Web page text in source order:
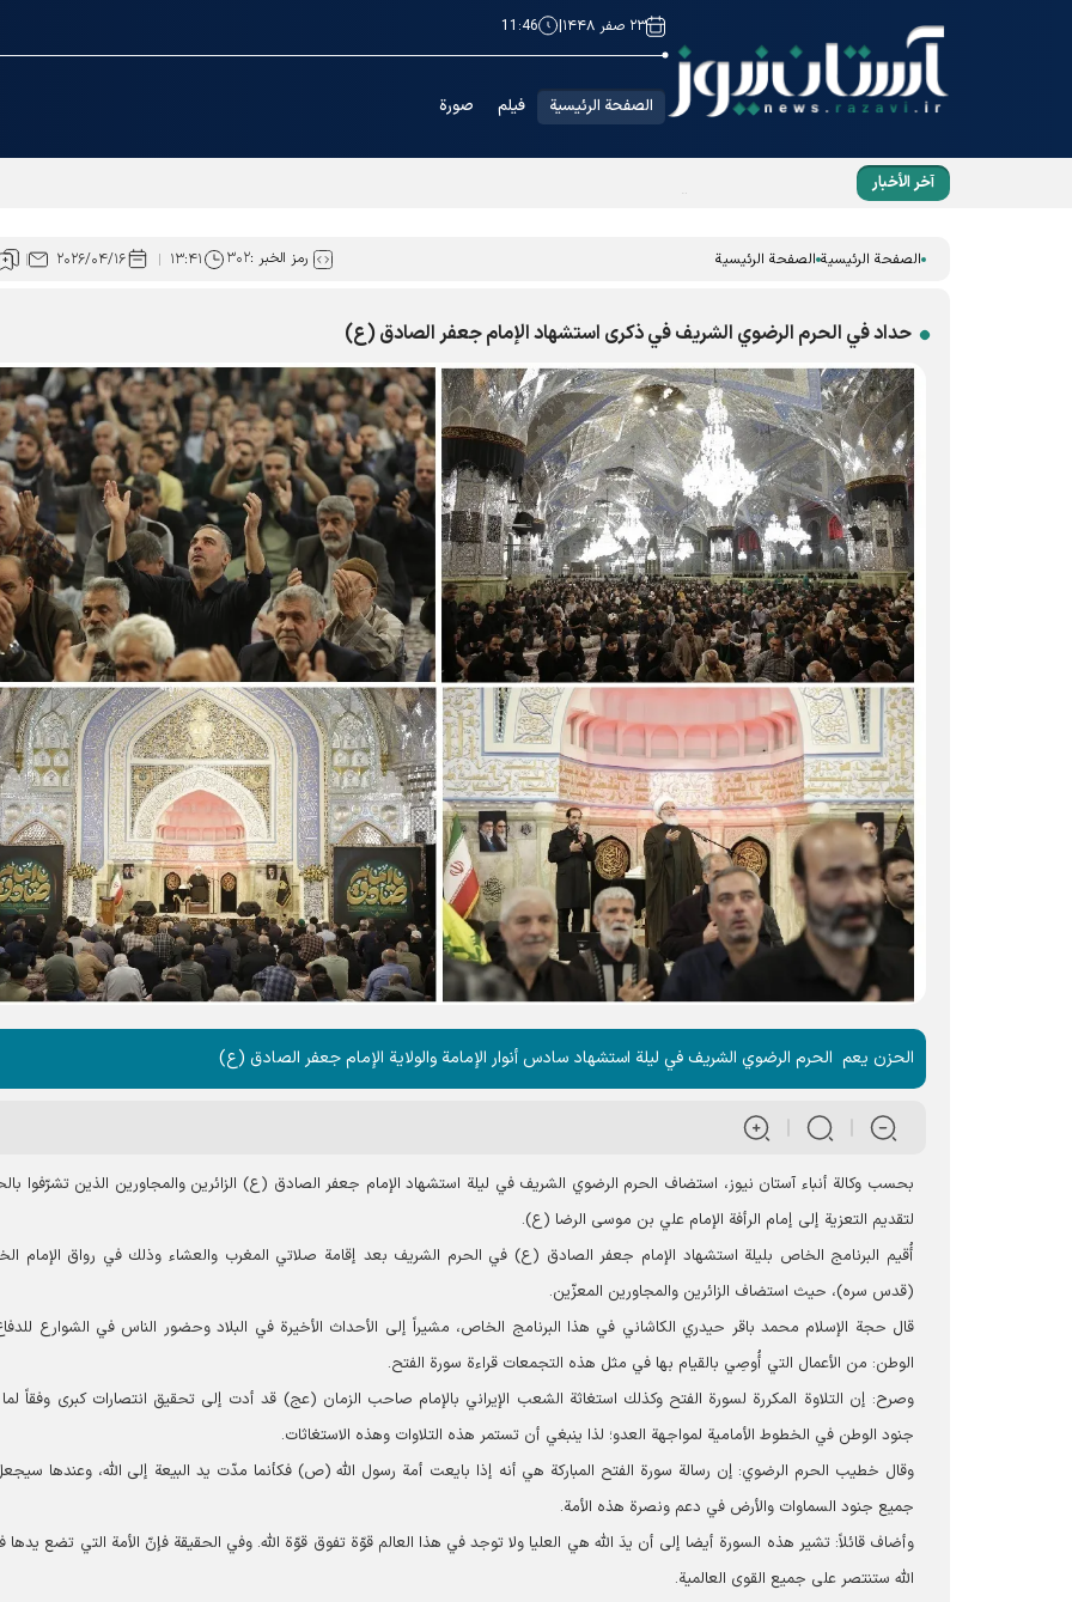
۲۳ صفر ۱۴۴۸ |
11:46
الصفحة الرئيسية فیلم صورة
آخر الأخبار
الصفحة الرئيسية الصفحة الرئيسية رمز الخبر :۳۰۲ ۱۳:۴۱ ۲۰۲۶/۰۴/۱۶
حداد في الحرم الرضوي الشریف في ذکری استشهاد الإمام جعفر الصادق (ع)
الحزن یعم الحرم الرضوي الشریف في ليلة استشهاد سادس أنوار الإمامة والولاية الإمام جعفر الصادق (ع)
بحسب وکالة أنباء آستان نيوز، استضاف الحرم الرضوي الشریف في ليلة استشهاد الإمام جعفر الصادق (ع) الزائرين والمجاورين الذين تشرّفوا
لتقديم التعزية إلى إمام الرأفة الإمام علي بن موسى الرضا (ع).
أُقيم البرنامج الخاص بليلة استشهاد الإمام جعفر الصادق (ع) في الحرم الشریف بعد إقامة صلاتي المغرب والعشاء وذلك في رواق الإمام
(قدس سره)، حيث استضاف الزائرين والمجاورين المعزّين.
قال حجة الإسلام محمد باقر حيدري الكاشاني في هذا البرنامج الخاص، مشيراً إلى الأحداث الأخيرة في البلاد وحضور الناس في الشوارع
الوطن: من الأعمال التي أُوصِي بالقيام بها في مثل هذه التجمعات قراءة سورة الفتح.
وصرح: إن التلاوة المکررة لسورة الفتح وكذلك استغاثة الشعب الإيراني بالإمام صاحب الزمان (عج) قد أدت إلى تحقيق انتصارات كبرى وفقاً
جنود الوطن في الخطوط الأمامية لمواجهة العدو؛ لذا ينبغي أن تستمر هذه التلاوات وهذه الاستغاثات.
وقال خطیب الحرم الرضوي: إن رسالة سورة الفتح المباركة هي أنه إذا بايعت أمة رسول الله (ص) فكأنما مدّت يد البيعة إلى الله، وعندها
جميع جنود السماوات والأرض في دعم ونصرة هذه الأمة.
وأضاف قائلاً: تشير هذه السورة أيضا إلى أن يدَ الله هي العليا ولا توجد في هذا العالم قوّة تفوق قوّة الله. وفي الحقيقة فإنّ الأمة التي تضع يدها
الله ستنتصر علی جميع القوى العالمية.